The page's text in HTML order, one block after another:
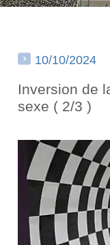
10/10/2024
Inversion de
sexe ( 2/3 )